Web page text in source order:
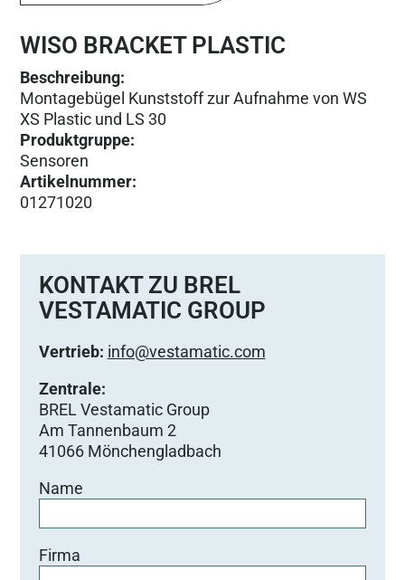
WISO BRACKET PLASTIC
Beschreibung:
Montagebügel Kunststoff zur Aufnahme von WS
XS Plastic und LS 30
Produktgruppe:
Sensoren
Artikelnummer:
01271020
KONTAKT ZU BREL
VESTAMATIC GROUP
Vertrieb: info@vestamatic.com
Zentrale:
BREL Vestamatic Group
Am Tannenbaum 2
41066 Mönchengladbach
Name
Firma